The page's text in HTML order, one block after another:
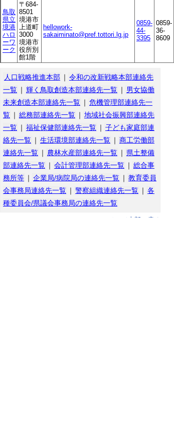
鳥取
県立
境港
ハロ
ーワ
ーク
〒684-
8501
境港市
上道町
3000
境港市
役所別
館1階
hellowork-
sakaiminato@pref.tottori.lg.jp
0859-
44-
3395
0859-
36-
8609
人口戦略推進本部 ｜ 令和の改新戦略本部連絡先
一覧 ｜ 輝く鳥取創造本部連絡先一覧 ｜ 男女協働
未来創造本部連絡先一覧 ｜ 危機管理部連絡先一
覧 ｜ 総務部連絡先一覧 ｜ 地域社会振興部連絡先
一覧 ｜ 福祉保健部連絡先一覧 ｜ 子ども家庭部連
絡先一覧 ｜ 生活環境部連絡先一覧 ｜ 商工労働部
連絡先一覧 ｜ 農林水産部連絡先一覧 ｜ 県土整備
部連絡先一覧 ｜ 会計管理部連絡先一覧 ｜ 総合事
務所等 ｜ 企業局/病院局の連絡先一覧 ｜ 教育委員
会事務局連絡先一覧 ｜ 警察組織連絡先一覧 ｜ 各
種委員会/県議会事務局の連絡先一覧
▲ページ上部に戻る